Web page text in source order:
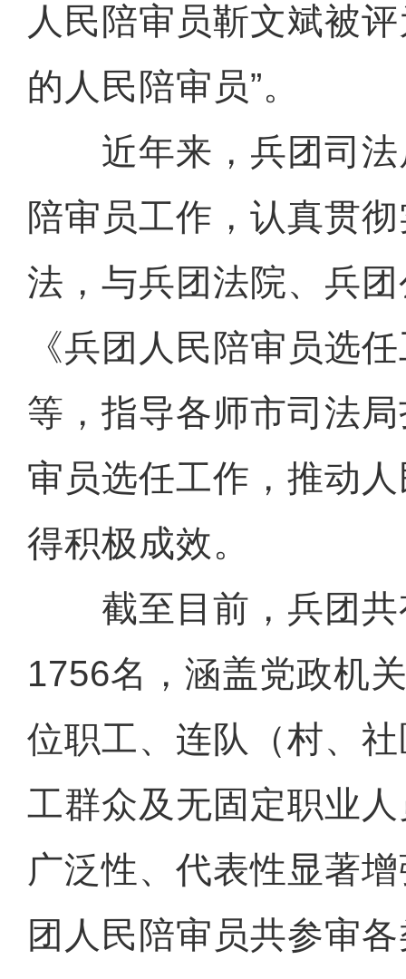
人民陪审员靳文斌被
的人民陪审员”。
近年来，兵团司法
陪审员工作，认真贯
法，与兵团法院、兵
《兵团人民陪审员选
等，指导各师市司法
审员选任工作，推动
得积极成效。
截至目前，兵团共
1756名，涵盖党政机
位职工、连队（村、
工群众及无固定职业
广泛性、代表性显著
团人民陪审员共参审